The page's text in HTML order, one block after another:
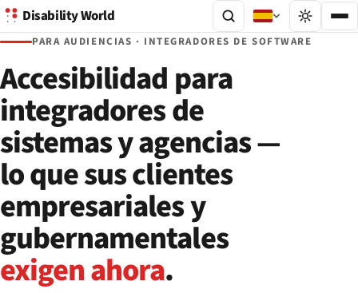
Disability World
PARA AUDIENCIAS · INTEGRADORES DE SOFTWARE
Accesibilidad para
integradores de
sistemas y agencias —
lo que sus clientes
empresariales y
gubernamentales
exigen ahora.